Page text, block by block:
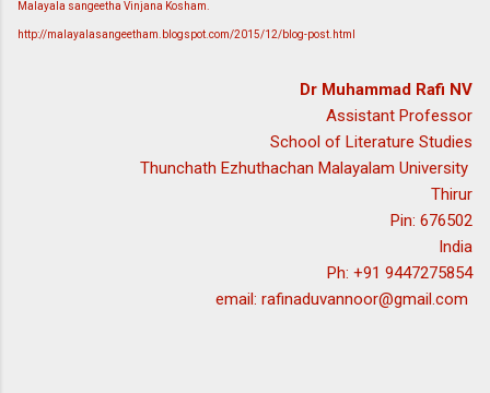
Malayala sangeetha Vinjana Kosham.
http://malayalasangeetham.blogspot.com/2015/12/blog-post.html
Dr Muhammad Rafi NV
Assistant Professor
School of Literature Studies
Thunchath Ezhuthachan Malayalam University
Thirur
Pin: 676502
India
Ph: +91 9447275854
email: rafinaduvannoor@gmail.com